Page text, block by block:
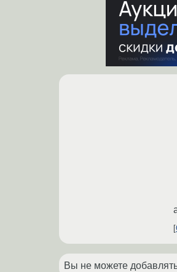
Вы не можете